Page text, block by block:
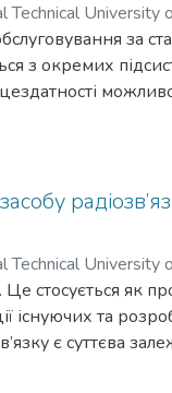
University
за
з окремих
за
Для цього в
перевірок та
оцінити
результату
отриманих
досліджень в
а саме
засобів
University
Це стосується як
існуючих та
є суттєва
та від рішень